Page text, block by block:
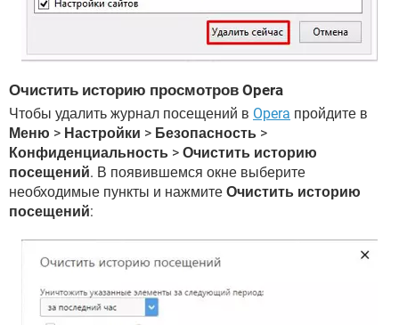
Очистить историю просмотров Opera
Чтобы удалить журнал посещений в Opera пройдите в
Меню > Настройки > Безопасность >
Конфиденциальность > Очистить историю
посещений. В появившемся окне выберите
необходимые пункты и нажмите Очистить историю
посещений: